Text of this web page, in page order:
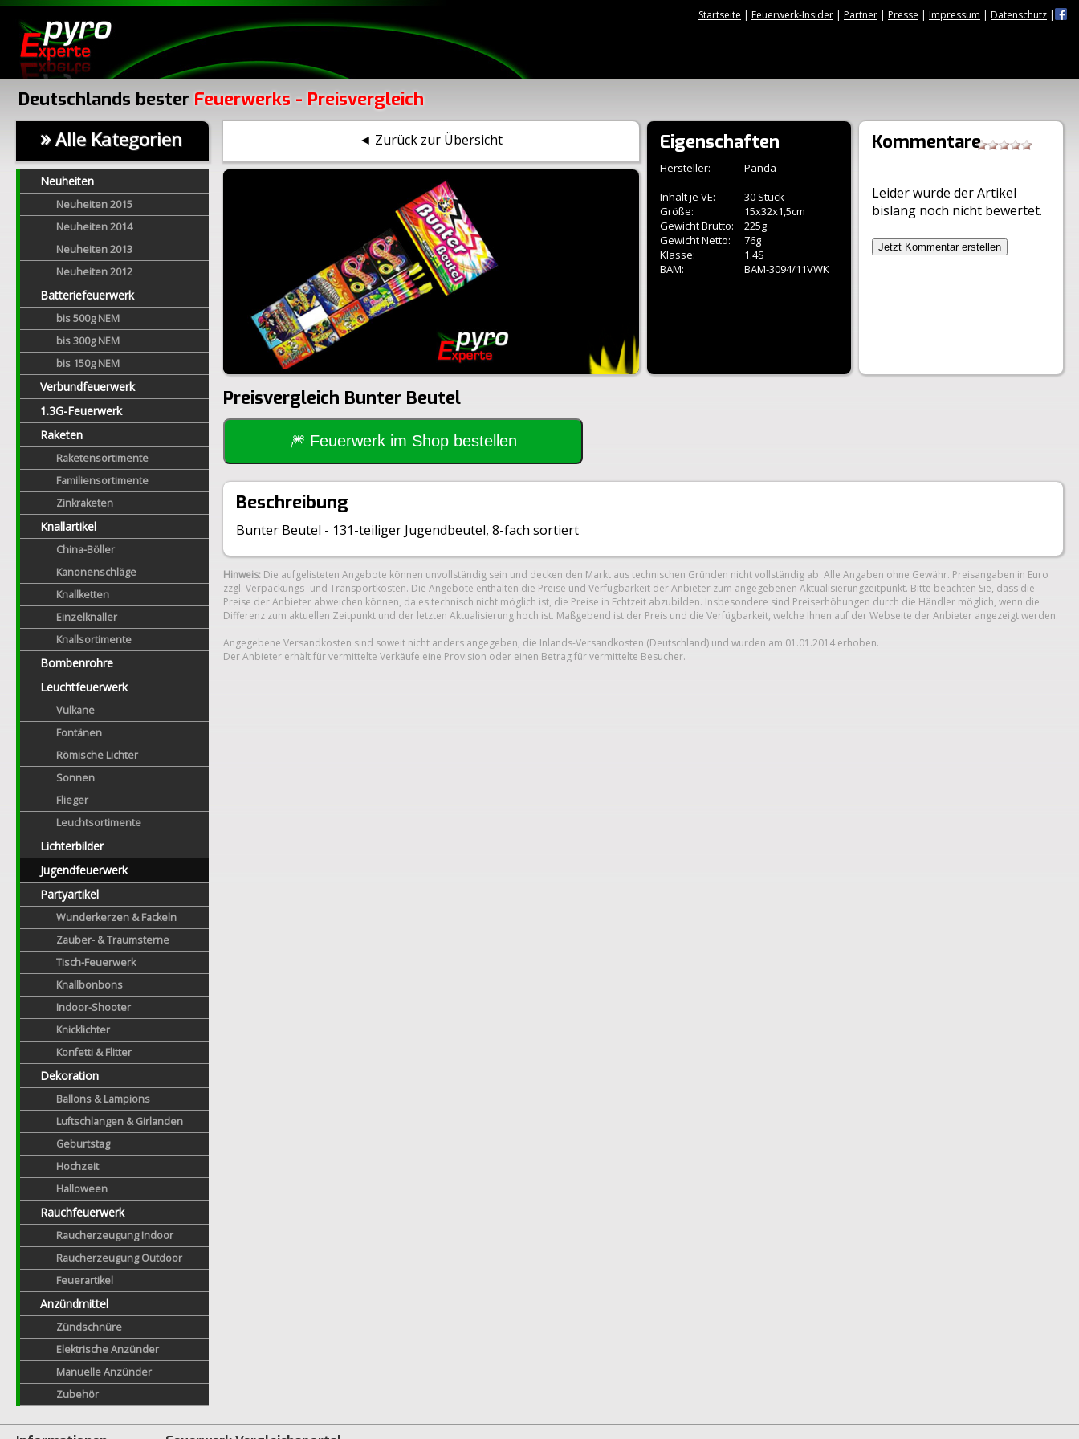
Startseite | Feuerwerk-Insider | Partner | Presse | Impressum | Datenschutz |
Deutschlands bester Feuerwerks - Preisvergleich
»Alle Kategorien
Neuheiten
Neuheiten 2015
Neuheiten 2014
Neuheiten 2013
Neuheiten 2012
Batteriefeuerwerk
bis 500g NEM
bis 300g NEM
bis 150g NEM
Verbundfeuerwerk
1.3G-Feuerwerk
Raketen
Raketensortimente
Familiensortimente
Zinkraketen
Knallartikel
China-Böller
Kanonenschläge
Knallketten
Einzelknaller
Knallsortimente
Bombenrohre
Leuchtfeuerwerk
Vulkane
Fontänen
Römische Lichter
Sonnen
Flieger
Leuchtsortimente
Lichterbilder
Jugendfeuerwerk
Partyartikel
Wunderkerzen & Fackeln
Zauber- & Traumsterne
Tisch-Feuerwerk
Knallbonbons
Indoor-Shooter
Knicklichter
Konfetti & Flitter
Dekoration
Ballons & Lampions
Luftschlangen & Girlanden
Geburtstag
Hochzeit
Halloween
Rauchfeuerwerk
Raucherzeugung Indoor
Raucherzeugung Outdoor
Feuerartikel
Anzündmittel
Zündschnüre
Elektrische Anzünder
Manuelle Anzünder
Zubehör
◄ Zurück zur Übersicht Eigenschaften
Hersteller:
Panda
Inhalt je VE:
30 Stück
Größe:
15x32x1,5cm
Gewicht Brutto:
225g
Gewicht Netto:
76g
Klasse:
1.4S
BAM:
BAM-3094/11VWK
Kommentare
Leider wurde der Artikel
bislang noch nicht bewertet.
Jetzt Kommentar erstellen
Preisvergleich Bunter Beutel
🎆 Feuerwerk im Shop bestellen
Beschreibung
Bunter Beutel - 131-teiliger Jugendbeutel, 8-fach sortiert
Hinweis: Die aufgelisteten Angebote können unvollständig sein und decken den Markt aus technischen Gründen nicht vollständig ab. Alle Angaben ohne Gewähr. Preisangaben in Euro
zzgl. Verpackungs- und Transportkosten. Die Angebote enthalten die Preise und Verfügbarkeit der Anbieter zum angegebenen Aktualisierungzeitpunkt. Bitte beachten Sie, dass die
Preise der Anbieter abweichen können, da es technisch nicht möglich ist, die Preise in Echtzeit abzubilden. Insbesondere sind Preiserhöhungen durch die Händler möglich, wenn die
Differenz zum aktuellen Zeitpunkt und der letzten Aktualisierung hoch ist. Maßgebend ist der Preis und die Verfügbarkeit, welche Ihnen auf der Webseite der Anbieter angezeigt werden.
Angegebene Versandkosten sind soweit nicht anders angegeben, die Inlands-Versandkosten (Deutschland) und wurden am 01.01.2014 erhoben.
Der Anbieter erhält für vermittelte Verkäufe eine Provision oder einen Betrag für vermittelte Besucher.